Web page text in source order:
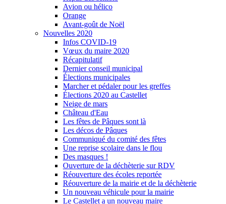
Avion ou hélico
Orange
Avant-goût de Noël
Nouvelles 2020
Infos COVID-19
Vœux du maire 2020
Récapitulatif
Dernier conseil municipal
Élections municipales
Marcher et pédaler pour les greffes
Élections 2020 au Castellet
Neige de mars
Château d'Eau
Les fêtes de Pâques sont là
Les décos de Pâques
Communiqué du comité des fêtes
Une reprise scolaire dans le flou
Des masques !
Ouverture de la déchèterie sur RDV
Réouverture des écoles reportée
Réouverture de la mairie et de la déchèterie
Un nouveau véhicule pour la mairie
Le Castellet a un nouveau maire